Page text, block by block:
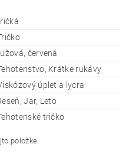
červená
Krátke rukávy
úplet a lycra
Jar, Leto
tričko
položke.